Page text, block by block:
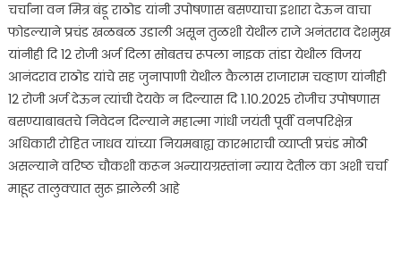
चर्चाना वन मित्र बंडू राठोड यांनी उपोषणास बसण्याचा इशारा देऊन वाचा
फोडल्याने प्रचंड खळबळ उडाली असून तुळशी येथील राजे अनंतराव देशमुख
यांनीही दि 12 रोजी अर्ज दिला सोबतच रूपला नाइक तांडा येथील विजय
आनंदराव राठोड यांचे सह जुनापाणी येथील कैलास राजाराम चव्हाण यांनीही
12 रोजी अर्ज देऊन त्यांची देयके न दिल्यास दि 1.10.2025 रोजीच उपोषणास
बसण्याबाबतचे निवेदन दिल्याने महात्मा गांधी जयंती पूर्वी वनपरिक्षेत्र
अधिकारी रोहित जाधव यांच्या नियमबाह्य कारभाराची व्याप्ती प्रचंड मोठी
असल्याने वरिष्ठ चौकशी करून अन्यायग्रस्तांना न्याय देतील का अशी चर्चा
माहूर तालुक्यात सुरू झालेली आहे